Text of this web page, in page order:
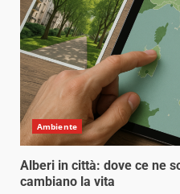
Ambiente
Alberi in città: dove ce ne
cambiano la vita